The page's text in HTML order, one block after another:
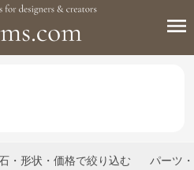
・形状・価格で絞り込む パーツ